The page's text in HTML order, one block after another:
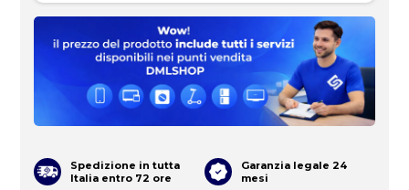
Spedizione in tutta
Italia entro 72 ore
Garanzia legale 24
mesi